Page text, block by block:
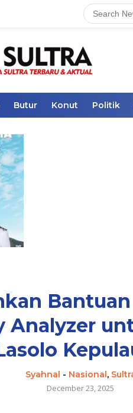
Butur Konut Politik
Analyzer
Syahnal - Nasional,
December 23, 2025